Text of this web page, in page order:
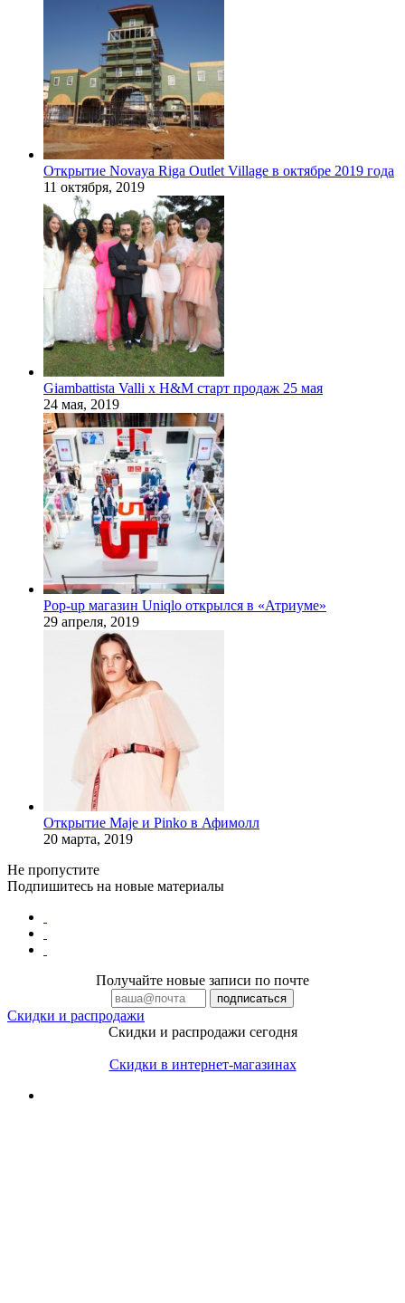
Открытие Novaya Riga Outlet Village в октябре 2019 года
11 октября, 2019
Giambattista Valli x H&M старт продаж 25 мая
24 мая, 2019
Pop-up магазин Uniqlo открылся в «Атриуме»
29 апреля, 2019
Открытие Maje и Pinko в Афимолл
20 марта, 2019
Не пропустите
Подпишитесь на новые материалы
Получайте новые записи по почте
Скидки и распродажи
Скидки и распродажи сегодня
Скидки в интернет-магазинах